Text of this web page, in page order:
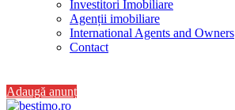
Investitori Imobiliare
Agenții imobiliare
International Agents and Owners
Contact
Adaugă anunț